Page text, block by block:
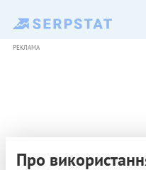
РЕКЛАМА
Про